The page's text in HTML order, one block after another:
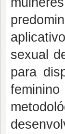
sexual
para